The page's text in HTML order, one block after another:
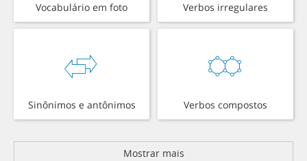
Vocabulário em foto Verbos irregulares
Sinônimos e antônimos Verbos compostos
Mostrar mais